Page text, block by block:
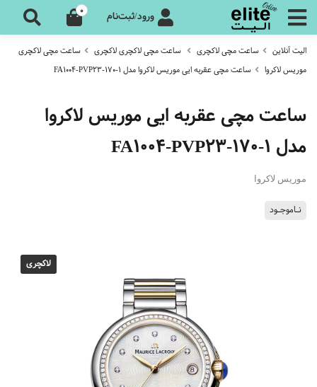
ورود/ثبت‌نام 0
الیت آنلاین ساعت مچی لاکچری ساعت مچی لاکچری لاکچری
ساعت مچی لاکچری
موریس لاکروا
ساعت مچی عقربه ایی موریس لاکروا مدل FA1004-PVP23-170-1
ساعت مچی عقربه ایی موریس لاکروا
مدل FA1004-PVP23-170-1
موریس لاکروا
نـاموجـود
لاکچری